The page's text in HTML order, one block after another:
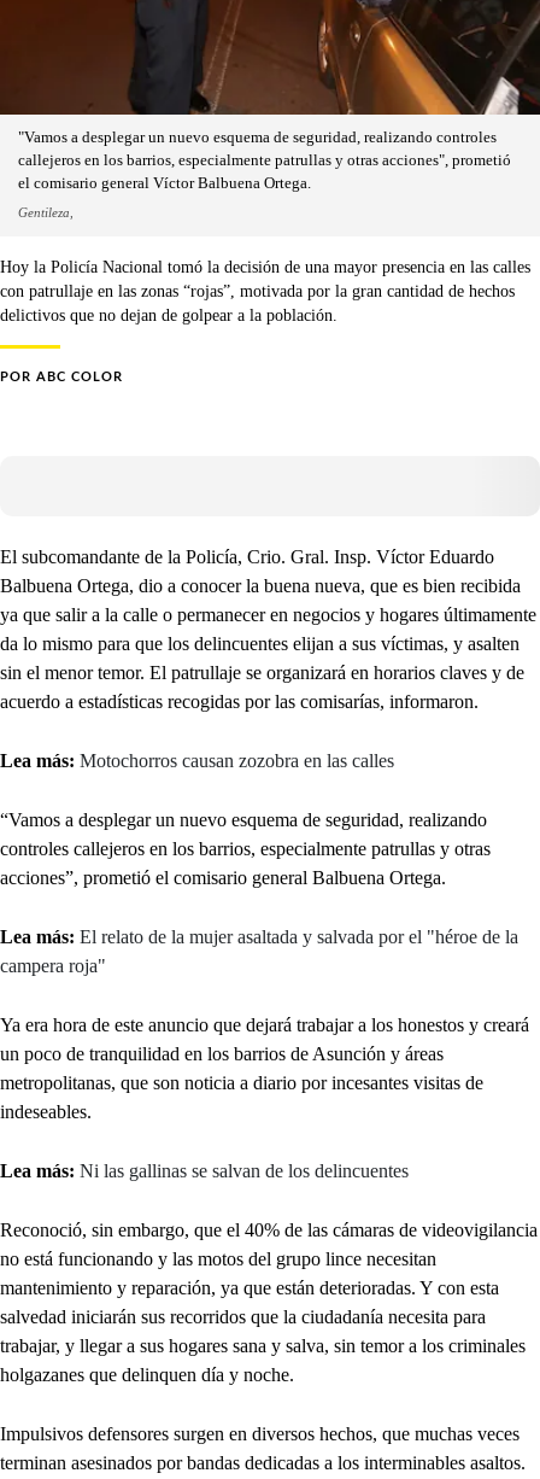
"Vamos a desplegar un nuevo esquema de seguridad, realizando controles
callejeros en los barrios, especialmente patrullas y otras acciones", prometió
el comisario general Víctor Balbuena Ortega.
Gentileza,
Hoy la Policía Nacional tomó la decisión de una mayor presencia en las calles
con patrullaje en las zonas “rojas”, motivada por la gran cantidad de hechos
delictivos que no dejan de golpear a la población.
POR ABC COLOR
El subcomandante de la Policía, Crio. Gral. Insp. Víctor Eduardo
Balbuena Ortega, dio a conocer la buena nueva, que es bien recibida
ya que salir a la calle o permanecer en negocios y hogares últimamente
da lo mismo para que los delincuentes elijan a sus víctimas, y asalten
sin el menor temor. El patrullaje se organizará en horarios claves y de
acuerdo a estadísticas recogidas por las comisarías, informaron.
Lea más: Motochorros causan zozobra en las calles
“Vamos a desplegar un nuevo esquema de seguridad, realizando
controles callejeros en los barrios, especialmente patrullas y otras
acciones”, prometió el comisario general Balbuena Ortega.
Lea más: El relato de la mujer asaltada y salvada por el "héroe de la
campera roja"
Ya era hora de este anuncio que dejará trabajar a los honestos y creará
un poco de tranquilidad en los barrios de Asunción y áreas
metropolitanas, que son noticia a diario por incesantes visitas de
indeseables.
Lea más: Ni las gallinas se salvan de los delincuentes
Reconoció, sin embargo, que el 40% de las cámaras de videovigilancia
no está funcionando y las motos del grupo lince necesitan
mantenimiento y reparación, ya que están deterioradas. Y con esta
salvedad iniciarán sus recorridos que la ciudadanía necesita para
trabajar, y llegar a sus hogares sana y salva, sin temor a los criminales
holgazanes que delinquen día y noche.
Impulsivos defensores surgen en diversos hechos, que muchas veces
terminan asesinados por bandas dedicadas a los interminables asaltos.